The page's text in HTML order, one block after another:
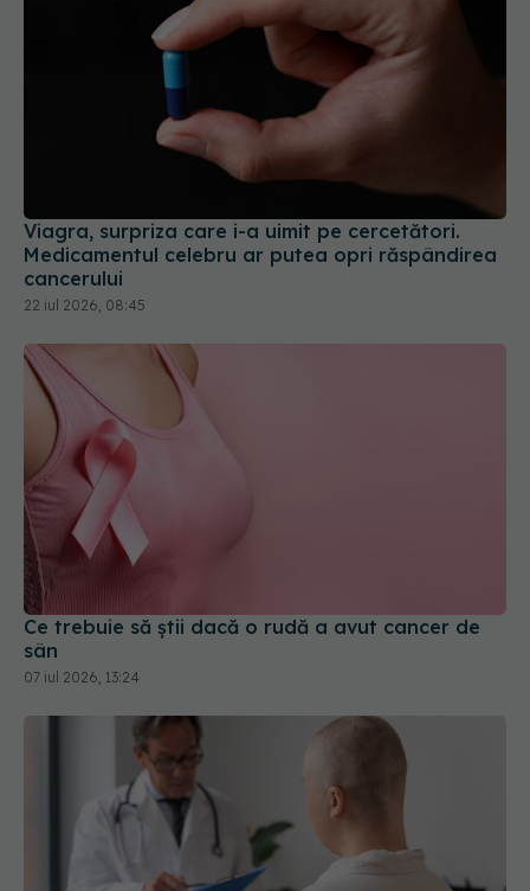
Viagra, surpriza care i-a uimit pe cercetători.
Medicamentul celebru ar putea opri răspândirea
cancerului
22 iul 2026, 08:45
Ce trebuie să știi dacă o rudă a avut cancer de
sân
07 iul 2026, 13:24